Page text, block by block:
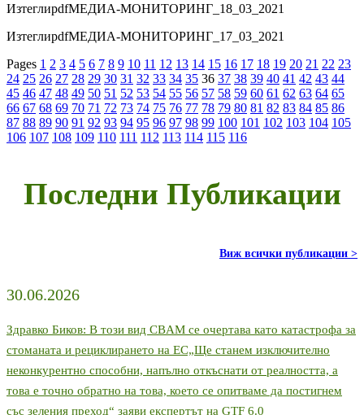
ИзтеглиpdfМЕДИА-МОНИТОРИНГ_18_03_2021
ИзтеглиpdfМЕДИА-МОНИТОРИНГ_17_03_2021
Pages 1 2 3 4 5 6 7 8 9 10 11 12 13 14 15 16 17 18 19 20 21 22 23
24 25 26 27 28 29 30 31 32 33 34 35 36 37 38 39 40 41 42 43 44
45 46 47 48 49 50 51 52 53 54 55 56 57 58 59 60 61 62 63 64 65
66 67 68 69 70 71 72 73 74 75 76 77 78 79 80 81 82 83 84 85 86
87 88 89 90 91 92 93 94 95 96 97 98 99 100 101 102 103 104 105
106 107 108 109 110 111 112 113 114 115 116
Последни Публикации
Виж всички публикации >
30.06.2026
Здравко Биков: В този вид CBAM се очертава като катастрофа за
стоманата и рециклирането на ЕС„Ще станем изключително
неконкурентно способни, напълно откъснати от реалността, а
това е точно обратно на това, което се опитваме да постигнем
със зеления преход“ заяви експертът на GTF 6.0